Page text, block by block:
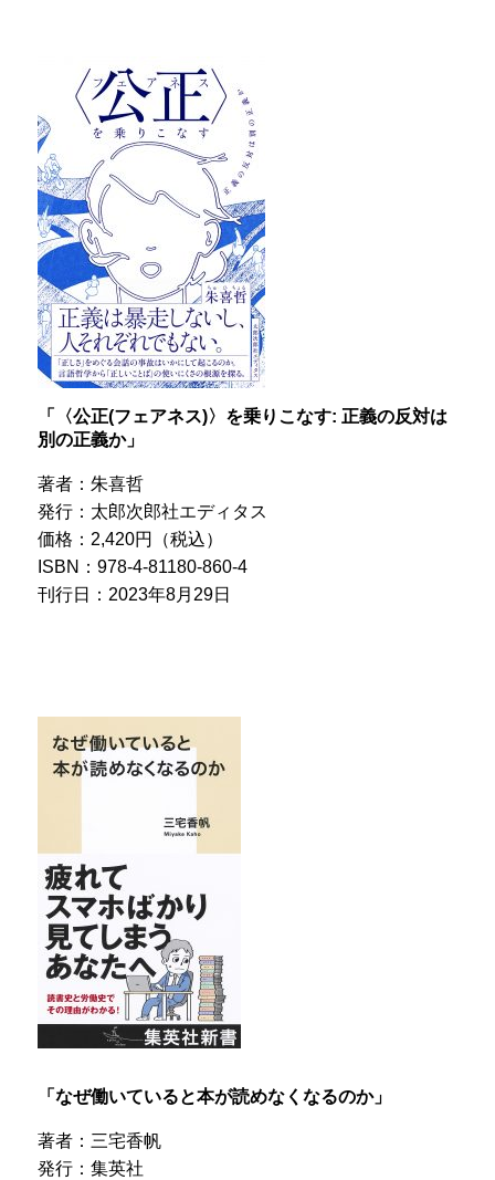
「〈公正(フェアネス)〉を乗りこなす: 正義の反対は
別の正義か」
著者：朱喜哲
発行：太郎次郎社エディタス
価格：2,420円（税込）
ISBN：978-4-81180-860-4
刊行日：2023年8月29日
「なぜ働いていると本が読めなくなるのか」
著者：三宅香帆
発行：集英社